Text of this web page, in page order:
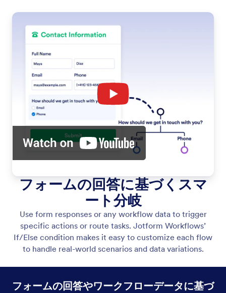
フォームの回答に基づくスマ
ート分岐
Use form responses or any workflow data to trigger
specific actions or route tasks. Jotform Workflows’
If/Else condition makes it easy to customize each flow
to handle real-world scenarios and data variations.
フォームの回答やワークフローデータに基づ